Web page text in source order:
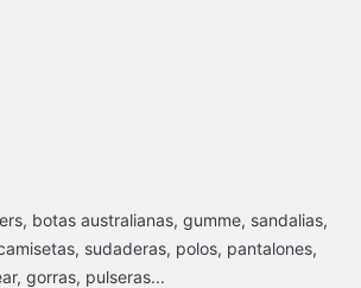
botas australianas, gumme, sandalias,
sudaderas, polos, pantalones,
gorras, pulseras...